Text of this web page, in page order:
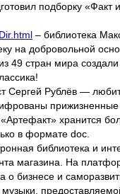
подборку
– библиотека
на добровольной
49 стран мира
Сергей Рублёв —
хранится
в формате doc.
библиотека и
магазина. На
о бизнесе и